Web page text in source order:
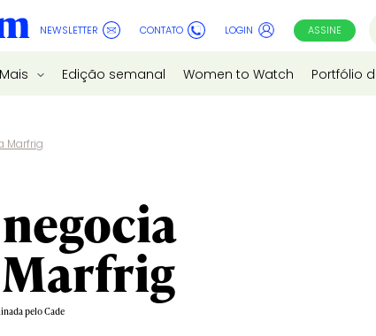
NEWSLETTER CONTATO LOGIN ASSINE
Mais Edição semanal Women to Watch Portfólio
Marfrig
Marfrig
pelo Cade